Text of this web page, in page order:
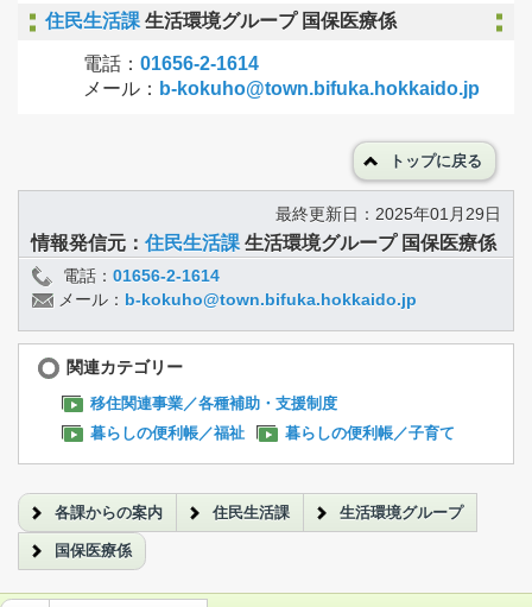
住民生活課 生活環境グループ 国保医療係
電話： 01656-2-1614
メール： b-kokuho@town.bifuka.hokkaido.jp
トップに戻る
最終更新日：2025年01月29日
情報発信元： 住民生活課 生活環境グループ 国保医療係
電話： 01656-2-1614
メール： b-kokuho@town.bifuka.hokkaido.jp
関連カテゴリー
移住関連事業／各種補助・支援制度
暮らしの便利帳／福祉
暮らしの便利帳／子育て
各課からの案内 住民生活課 生活環境グループ
国保医療係